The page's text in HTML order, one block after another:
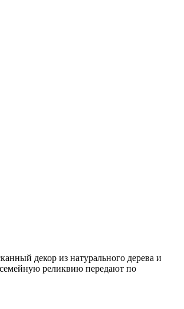
декор из натурального дерева и
семейную реликвию передают по